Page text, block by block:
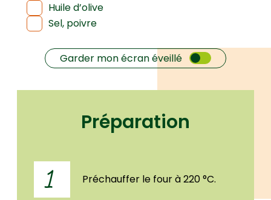
Huile d’olive
Sel, poivre
Garder mon écran éveillé
Préparation
1 Préchauffer le four à 220 °C.